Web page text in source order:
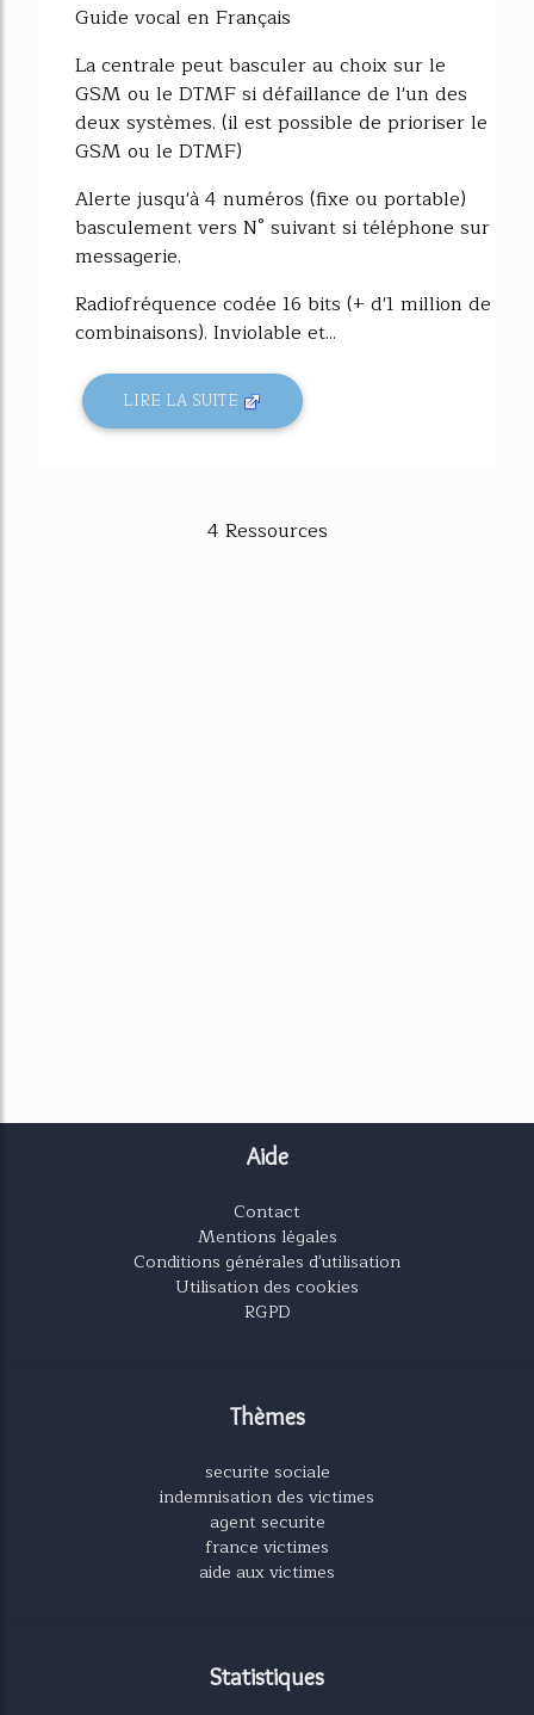
Guide vocal en Français
La centrale peut basculer au choix sur le
GSM ou le DTMF si défaillance de l'un des
deux systèmes. (il est possible de prioriser le
GSM ou le DTMF)
Alerte jusqu'à 4 numéros (fixe ou portable)
basculement vers N° suivant si téléphone sur
messagerie.
Radiofréquence codée 16 bits (+ d'1 million de
combinaisons). Inviolable et...
LIRE LA SUITE
4 Ressources
Aide
Contact
Mentions légales
Conditions générales d'utilisation
Utilisation des cookies
RGPD
Thèmes
securite sociale
indemnisation des victimes
agent securite
france victimes
aide aux victimes
Statistiques